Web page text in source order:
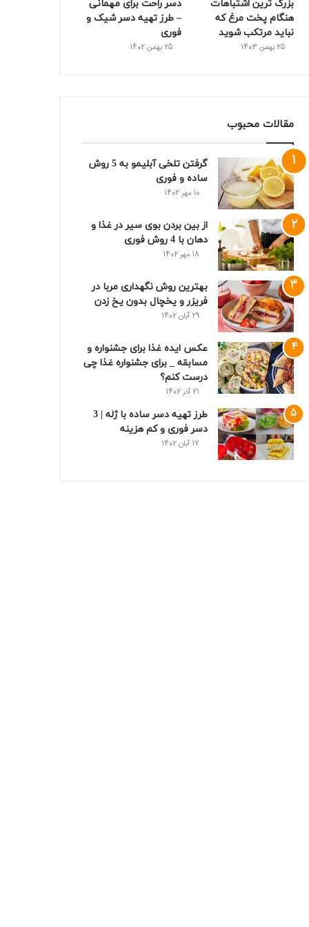
بزرگ ترین اشتباهات
هنگام پخت مرغ که
نباید مرتکب شوید
25 بهمن 1403
دسر راحت برای مهمانی
– طرز تهیه دسر شیک و
فوری
25 بهمن 1402
مقالات محبوب
گرفتن تلخی آبلیمو به 5 روش
ساده و فوری
10 مهر 1402
از بین بردن بوی سیر در غذا و
دهان با 4 روش فوری
18 مهر 1402
بهترین روش نگهداری مربا در
فریزر و یخچال بدون یخ زدن
29 آبان 1402
عکس ایده غذا برای جشنواره و
مسابقه _ برای جشنواره غذا چی
درست کنم؟
21 آذر 1402
طرز تهیه دسر ساده با ژله | 3
دسر فوری و کم هزینه
17 آبان 1402